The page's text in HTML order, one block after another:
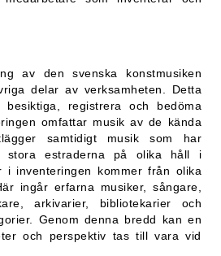
av den svenska konstmusiken
delar av verksamheten. Detta
registrera och bedöma
omfattar musik av de kända
samtidigt musik som har
stora estraderna på olika håll i
i inventeringen kommer från olika
ingår erfarna musiker, sångare,
arkivarier, bibliotekarier och
Genom denna bredd kan en
och perspektiv tas till vara vid